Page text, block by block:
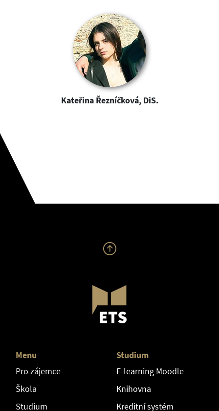
Kateřina Řezníčková, DiS.
Menu
Pro zájemce
Škola
Studium
Studium
E-learning Moodle
Knihovna
Kreditní systém